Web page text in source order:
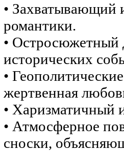
• Захватывающий
романтики.
• Остросюжетный
исторических
•
жертвенная
• Харизматичный
• Атмосферное
сноски,